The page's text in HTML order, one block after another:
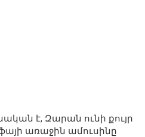
է, Զարան ունի քույր
առաջին ամուսինը